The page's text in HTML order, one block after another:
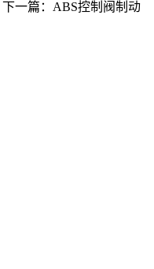
下一篇：ABS控制阀制动